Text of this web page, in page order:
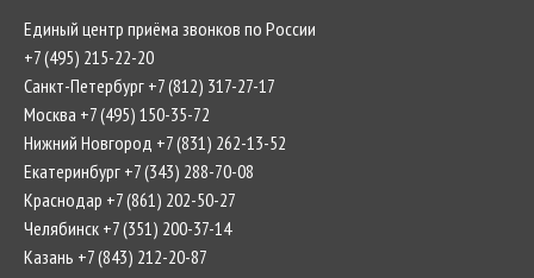
Единый центр приёма звонков по России
+7 (495) 215-22-20
Санкт-Петербург +7 (812) 317-27-17
Москва +7 (495) 150-35-72
Нижний Новгород +7 (831) 262-13-52
Екатеринбург +7 (343) 288-70-08
Краснодар +7 (861) 202-50-27
Челябинск +7 (351) 200-37-14
Казань +7 (843) 212-20-87